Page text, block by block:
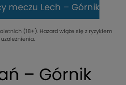
meczu Lech – Górnik
(18+). Hazard wiąże się z ryzykiem
uzależnienia.
– Górnik